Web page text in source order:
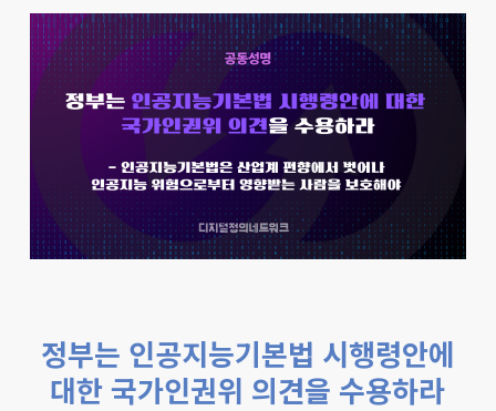
정부는 인공지능기본법 시행령안에
대한 국가인권위 의견을 수용하라